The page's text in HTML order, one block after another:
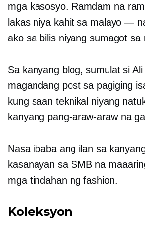
mga kasosyo. Ramdam na
lakas niya kahit sa malayo —
ako sa bilis niyang sumagot sa
Sa kanyang blog, sumulat si
magandang post sa pagiging
kung saan teknikal niyang
kanyang pang-araw-araw na
Nasa ibaba ang ilan sa
kasanayan sa SMB na
mga tindahan ng fashion.
Koleksyon